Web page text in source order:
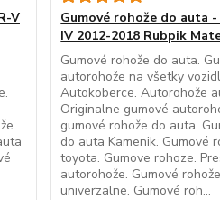
V
Gumové rohože do auta
IV 2012-2018 Rubpik
Gumové rohože do auta.
autorohože na všetky
Autokoberce. Autorohože
Originalne gumové
gumové rohože do auta.
do auta Kamenik. Gumové
toyota. Gumove rohoze.
autorohože. Gumové
univerzalne. Gumové roh...